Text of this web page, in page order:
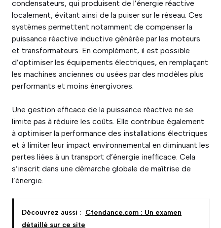
condensateurs, qui produisent de l’énergie réactive
localement, évitant ainsi de la puiser sur le réseau. Ces
systèmes permettent notamment de compenser la
puissance réactive inductive générée par les moteurs
et transformateurs. En complément, il est possible
d’optimiser les équipements électriques, en remplaçant
les machines anciennes ou usées par des modèles plus
performants et moins énergivores.
Une gestion efficace de la puissance réactive ne se
limite pas à réduire les coûts. Elle contribue également
à optimiser la performance des installations électriques
et à limiter leur impact environnemental en diminuant les
pertes liées à un transport d’énergie inefficace. Cela
s’inscrit dans une démarche globale de maîtrise de
l’énergie.
Découvrez aussi : Ctendance.com : Un examen
détaillé sur ce site